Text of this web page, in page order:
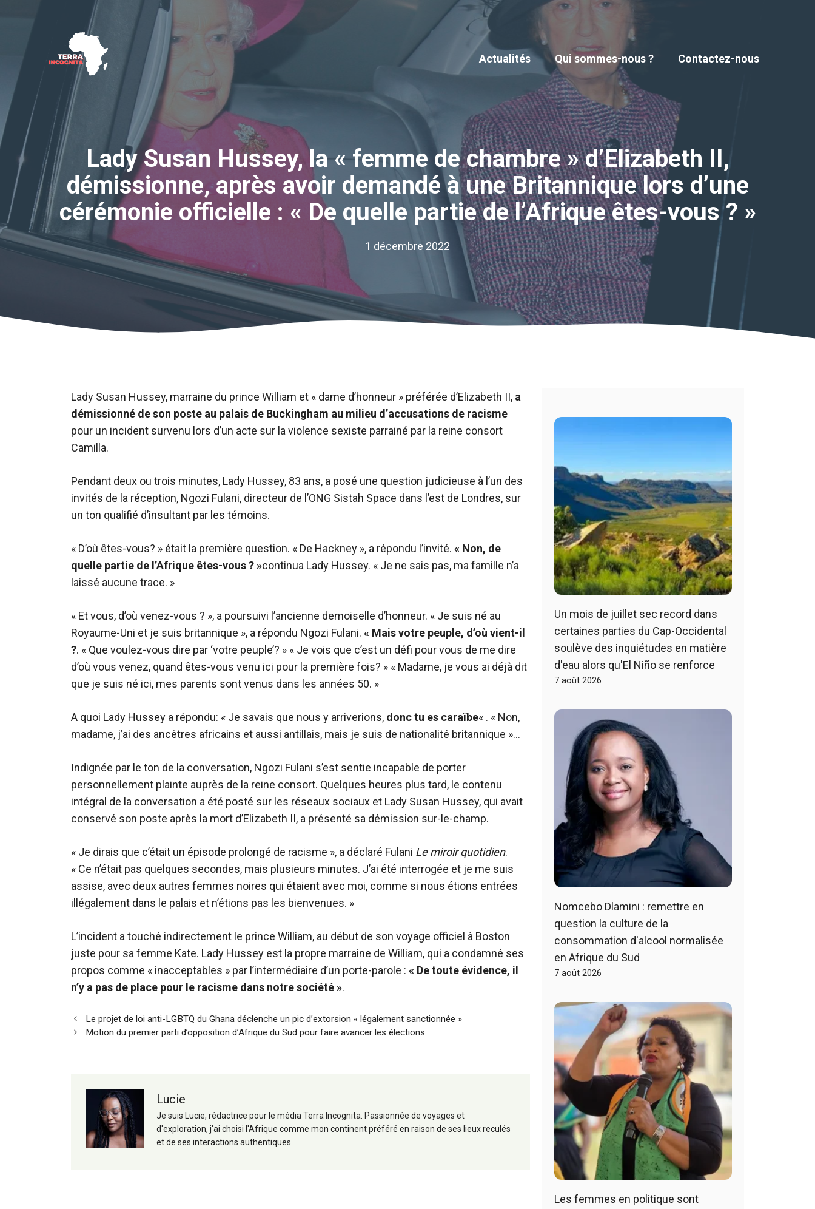
Actualités
Qui sommes-nous ? Contactez-nous
Lady Susan Hussey, la « femme de chambre » d’Elizabeth II,
démissionne, après avoir demandé à une Britannique lors d’une
cérémonie officielle : « De quelle partie de l’Afrique êtes-vous ? »
1 décembre 2022
Lady Susan Hussey, marraine du prince William et « dame d’honneur » préférée d’Elizabeth II, a
démissionné de son poste au palais de Buckingham au milieu d’accusations de racisme
pour un incident survenu lors d’un acte sur la violence sexiste parrainé par la reine consort
Camilla.
Pendant deux ou trois minutes, Lady Hussey, 83 ans, a posé une question judicieuse à l’un des
invités de la réception, Ngozi Fulani, directeur de l’ONG Sistah Space dans l’est de Londres, sur
un ton qualifié d’insultant par les témoins.
« D’où êtes-vous? » était la première question. « De Hackney », a répondu l’invité. « Non, de
quelle partie de l’Afrique êtes-vous ? »continua Lady Hussey. « Je ne sais pas, ma famille n’a
laissé aucune trace. »
« Et vous, d’où venez-vous ? », a poursuivi l’ancienne demoiselle d’honneur. « Je suis né au
Royaume-Uni et je suis britannique », a répondu Ngozi Fulani. « Mais votre peuple, d’où vient-il
?. « Que voulez-vous dire par ‘votre peuple’? » « Je vois que c’est un défi pour vous de me dire
d’où vous venez, quand êtes-vous venu ici pour la première fois? » « Madame, je vous ai déjà dit
que je suis né ici, mes parents sont venus dans les années 50. »
A quoi Lady Hussey a répondu: « Je savais que nous y arriverions, donc tu es caraïbe« . « Non,
madame, j’ai des ancêtres africains et aussi antillais, mais je suis de nationalité britannique »…
Indignée par le ton de la conversation, Ngozi Fulani s’est sentie incapable de porter
personnellement plainte auprès de la reine consort. Quelques heures plus tard, le contenu
intégral de la conversation a été posté sur les réseaux sociaux et Lady Susan Hussey, qui avait
conservé son poste après la mort d’Elizabeth II, a présenté sa démission sur-le-champ.
« Je dirais que c’était un épisode prolongé de racisme », a déclaré Fulani Le miroir quotidien.
« Ce n’était pas quelques secondes, mais plusieurs minutes. J’ai été interrogée et je me suis
assise, avec deux autres femmes noires qui étaient avec moi, comme si nous étions entrées
illégalement dans le palais et n’étions pas les bienvenues. »
L’incident a touché indirectement le prince William, au début de son voyage officiel à Boston
juste pour sa femme Kate. Lady Hussey est la propre marraine de William, qui a condamné ses
propos comme « inacceptables » par l’intermédiaire d’un porte-parole : « De toute évidence, il
n’y a pas de place pour le racisme dans notre société ».
Navigation
des
Le projet de loi anti-LGBTQ du Ghana déclenche un pic d’extorsion « légalement sanctionnée »
Motion du premier parti d’opposition d’Afrique du Sud pour faire avancer les élections
Lucie
Je suis Lucie, rédactrice pour le média Terra Incognita. Passionnée de voyages et
d'exploration, j'ai choisi l'Afrique comme mon continent préféré en raison de ses lieux reculés
et de ses interactions authentiques.
Un mois de juillet sec record dans
certaines parties du Cap-Occidental
soulève des inquiétudes en matière
d'eau alors qu'El Niño se renforce
7 août 2026
Nomcebo Dlamini : remettre en
question la culture de la
consommation d'alcool normalisée
en Afrique du Sud
7 août 2026
Les femmes en politique sont